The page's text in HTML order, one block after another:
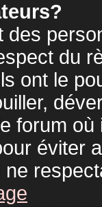
des
du
ont le
forum
éviter